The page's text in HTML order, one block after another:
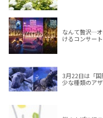
なんて贅沢…
けるコンサー
3月22日は「
少な種類のア